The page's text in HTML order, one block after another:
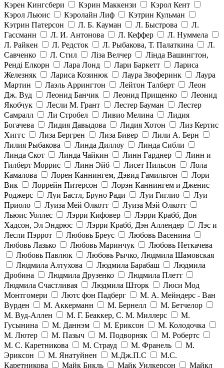
Кэрен Кингсбери
Кэрин Маккензи
Кэрол Кент
Кэрол Льюис
Кэролайн Лиф
Кэтрин Кульман
Кэтрин Патерсон
Л. Б. Кауман Л. Быстрова
Л.
Гассманн
Л. И. Антонова Л. Кеффер
Л. Нуммела
Л. Райкен
Л. Редсток Л. Рыбакова, Т. Палаткина
Л.
Савченко
Л. Стил Ліза Велчер
Лінда Вашингтон,
Ренді Елкорн
Лара Лонд Лари Баркетт
Лариса
Железняк
Лариса Козинюк Лаура Звоферинк
Лаура
Мартин
Лаэль Аррингтон Лейтон Талберт
Леон
Дж. Вуд
Леонид Банчик Леонид Прищенко
Леонид
Якобчук
Лесли М. Грант Лестер Бауман
Лестер
Самралл
Ли Стробел Ливио Мелина
Лидия
Богачева
Лидия Давыдова Лидия Хотон
Лиз Кертис
Хиггс
Лиза Бергрен Лиза Бивер
Лили А. Берн
Лилия Рыбакова
Линда Диллоу
Линда Сибли
Линда Скот
Линда Чайкин Линн Гарднер
Линн и
Гилберт Моррис
Линн Эйб Лисет Нильсон
Лола
Камалова
Лорен Каннингем, Дэвид Гамильтон
Лори
Вик
Лоррейн Питерсон
Лорэн Каннингем и Дженис
Роджерс
Луи Бастл, Бруно Ради Луи Гиглио
Луи
Приоло
Луиза Мей Олкотт
Луиза Мэй Олкотт
Льюис Уоллес
Лэрри Кифовер
Лэрри Крабб, Дон
Хадсон, Эл Эндрюс
Лэрри Крабб, Дэн Аллендер
Лэс и
Лесли Пэррот
Любовь Бреус
Любовь Васенина
Любовь Лазько
Любовь Маринчук
Любовь Неткачева
Любовь Павлюк
Любовь Рычко, Людмила Шамовская
Людмила Алтухова
Людмила Барабаш
Людмила
Дробина
Людмила Друзенко
Людмила Плетт
Людмила Счастливая
Людмила Шторк
Люси Мод
Монтгомери
Лютс фон Падберг
М. А. Мейндерс - Ван
Вурден
М. Аккерманн М. Бернелл
М. Бетчелор
М. Вуд-Аллен
М. Г. Беаккер, С. М. Миллерс
М.
Гусынина
М. Даннэм М. Ериксон
М. Колодочка
М. Лютер
М. Пазыч М. Подворняк
М. Робертс
М. С. Каретникова
М. Страуд М. Франель
М.
Эриксон
М. Янатуйнен М.Дж.П.С
М.С.
Каретникова
Майк Бикль Майк Уилкерсон Майкл